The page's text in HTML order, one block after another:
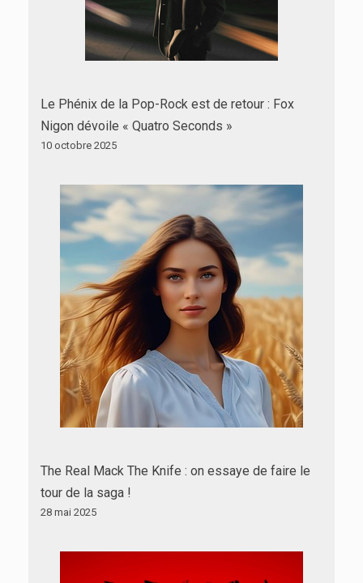
Le Phénix de la Pop-Rock est de retour : Fox
Nigon dévoile « Quatro Seconds »
10 octobre 2025
The Real Mack The Knife : on essaye de faire le
tour de la saga !
28 mai 2025